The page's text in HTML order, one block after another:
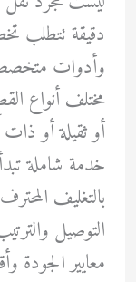
دقيقة تتطلب
وأدوات
مختلف أنواع
أو ثقيلة أو
خدمة شاملة
بالتغليف
التوصيل
معايير الجودة